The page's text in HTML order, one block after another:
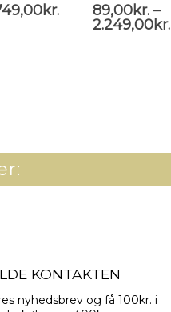
kr. 89,00kr. –
2.249,00kr.
KONTAKTEN
nyhedsbrev og få 100kr. i